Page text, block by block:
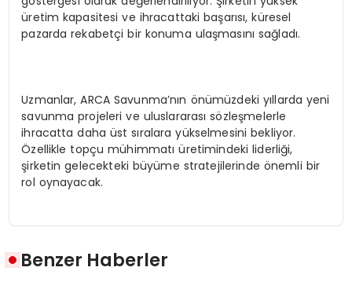
üretim kapasitesi ve ihracattaki başarısı, küresel
pazarda rekabetçi bir konuma ulaşmasını sağladı.
Uzmanlar, ARCA Savunma’nın önümüzdeki yıllarda yeni
savunma projeleri ve uluslararası sözleşmelerle
ihracatta daha üst sıralara yükselmesini bekliyor.
Özellikle topçu mühimmatı üretimindeki liderliği,
şirketin gelecekteki büyüme stratejilerinde önemli bir
rol oynayacak.
Benzer Haberler